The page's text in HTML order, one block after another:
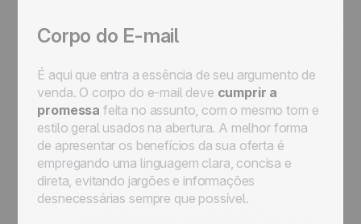
Corpo do E-mail
É aqui que entra a essência de seu argumento de
venda. O corpo do e-mail deve cumprir a
promessa feita no assunto, com o mesmo tom e
estilo geral usados na abertura. A melhor forma
de apresentar os benefícios da sua oferta é
empregando uma linguagem clara, concisa e
direta, evitando jargões e informações
desnecessárias sempre que possível.